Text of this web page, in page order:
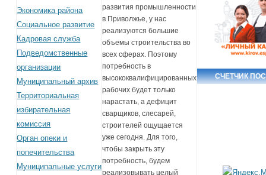
Экономика района
Социальное развитие
Кадровая служба
Подведомственные
организации
Муниципальный архив
Территориальная
избирательная
комиссия
Орган опеки и
попечительства
Муниципальные услуги
развития промышленности
в Приволжье, у нас
реализуются большие
объемы строительства во
всех сферах. Поэтому
потребность в
высококвалифицированных
рабочих будет только
нарастать, а дефицит
сварщиков, слесарей,
строителей ощущается
уже сегодня. Для того,
чтобы закрыть эту
потребность, будем
реализовывать целый
СЧЕТЧИК